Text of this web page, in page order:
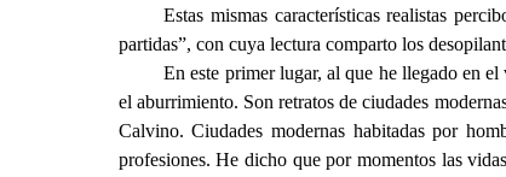
Estas mismas características realistas
partidas”, con cuya lectura comparto los
En este primer lugar, al que he llegado en
el aburrimiento. Son retratos de ciudades
Calvino. Ciudades modernas habitadas por
profesiones. He dicho que por momentos las